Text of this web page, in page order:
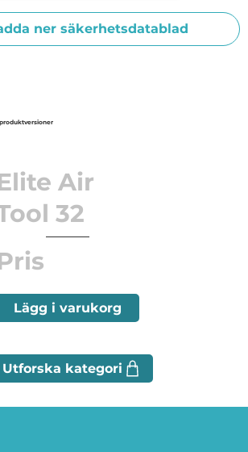
ner säkerhetsdatablad
Air
32
Lägg i varukorg